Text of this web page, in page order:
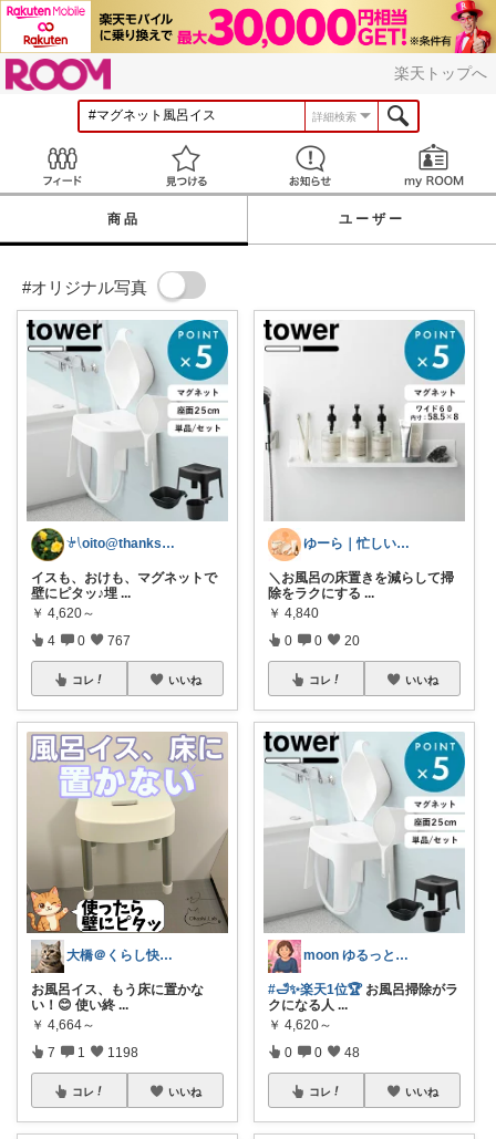
楽天トップへ
詳細検索
見つける お知らせ
商品 ユーザー
#オリジナル写真
𓍯oito@thanks ꕮ…
イスも、おけも、マグネットで
壁にピタッ♪埋 ...
￥ 4,620～
4 0 767
コレ いいね
大橋＠くらし快適LAB🌿
お風呂イス、もう床に置かな
い！😊 使い終 ...
￥ 4,664～
7 1 1198
コレ いいね
ゆーら｜忙しい女性の暮らしお助けグッズ
＼お風呂の床置きを減らして掃
除をラクにする ...
￥ 4,840
0 0 20
コレ いいね
moon ゆるっと日和
#🛁✨楽天1位🏆お風呂掃除がラ
クになる人 ...
￥ 4,620～
0 0 48
コレ いいね